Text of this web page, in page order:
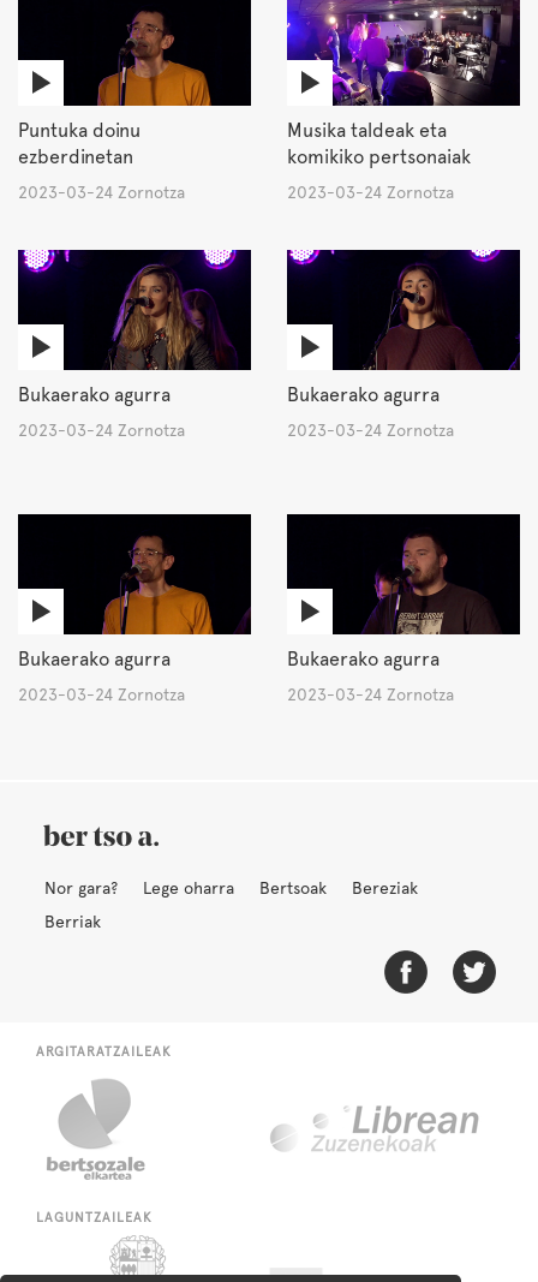
Puntuka doinu
ezberdinetan
2023-03-24 Zornotza
Musika taldeak eta
komikiko pertsonaiak
2023-03-24 Zornotza
Bukaerako agurra
2023-03-24 Zornotza
Bukaerako agurra
2023-03-24 Zornotza
Bukaerako agurra
2023-03-24 Zornotza
Bukaerako agurra
2023-03-24 Zornotza
Nor gara? Lege oharra Bertsoak
Bereziak
Berriak
ARGITARATZAILEAK
LAGUNTZAILEAK